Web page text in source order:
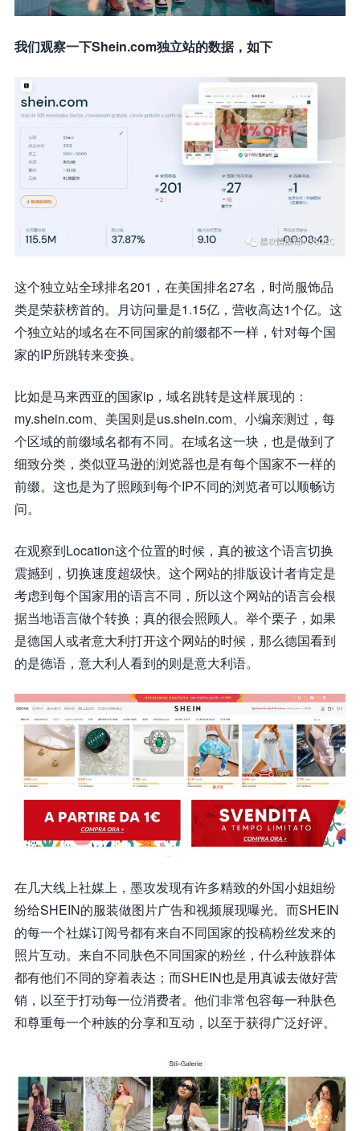
我们观察一下Shein.com独立站的数据，如下
这个独立站全球排名201，在美国排名27名，时尚服饰品
类是荣获榜首的。月访问量是1.15亿，营收高达1个亿。这
个独立站的域名在不同国家的前缀都不一样，针对每个国
家的IP所跳转来变换。
比如是马来西亚的国家ip，域名跳转是这样展现的：
my.shein.com、美国则是us.shein.com、小编亲测过，每
个区域的前缀域名都有不同。在域名这一块，也是做到了
细致分类，类似亚马逊的浏览器也是有每个国家不一样的
前缀。这也是为了照顾到每个IP不同的浏览者可以顺畅访
问。
在观察到Location这个位置的时候，真的被这个语言切换
震撼到，切换速度超级快。这个网站的排版设计者肯定是
考虑到每个国家用的语言不同，所以这个网站的语言会根
据当地语言做个转换；真的很会照顾人。举个栗子，如果
是德国人或者意大利打开这个网站的时候，那么德国看到
的是德语，意大利人看到的则是意大利语。
在几大线上社媒上，墨攻发现有许多精致的外国小姐姐纷
纷给SHEIN的服装做图片广告和视频展现曝光。而SHEIN
的每一个社媒订阅号都有来自不同国家的投稿粉丝发来的
照片互动。来自不同肤色不同国家的粉丝，什么种族群体
都有他们不同的穿着表达；而SHEIN也是用真诚去做好营
销，以至于打动每一位消费者。他们非常包容每一种肤色
和尊重每一个种族的分享和互动，以至于获得广泛好评。